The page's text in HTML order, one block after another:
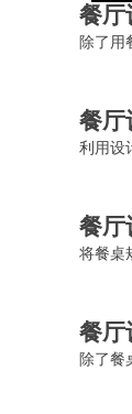
餐厅
除了用
餐厅
利用设
餐厅
将餐桌
餐厅
除了餐